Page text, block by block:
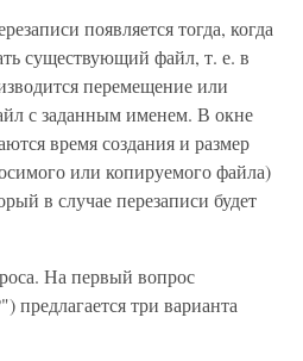
появляется тогда, когда
существующий файл, т. е. в
перемещение или
с заданным именем. В окне
время создания и размер
или копируемого файла)
в случае перезаписи будет
На первый вопрос
предлагается три варианта